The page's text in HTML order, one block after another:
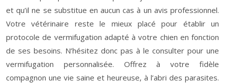
et qu’il ne se substitue en aucun cas à un avis professionnel.
Votre vétérinaire reste le mieux placé pour établir un
protocole de vermifugation adapté à votre chien en fonction
de ses besoins. N’hésitez donc pas à le consulter pour une
vermifugation personnalisée. Offrez à votre fidèle
compagnon une vie saine et heureuse, à l’abri des parasites.